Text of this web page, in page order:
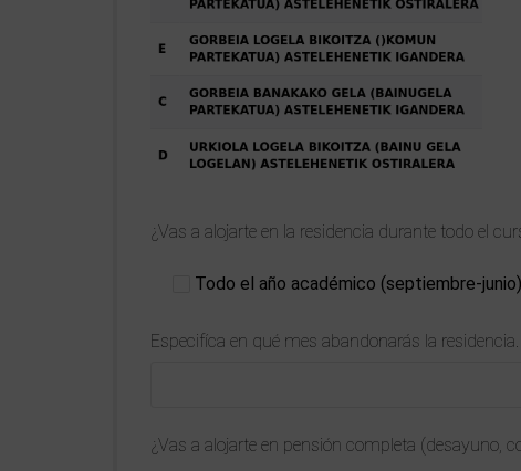
¿Vas a alojarte en la residencia durante todo el
Todo el año académico (septiembre-junio)
Especifíca en qué mes abandonarás la residencia.
¿Vas a alojarte en pensión completa (desayuno,